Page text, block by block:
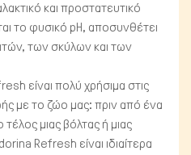
και προστατευτικό
το φυσικό pH, αποσυνθέτει
των σκύλων και των
είναι πολύ χρήσιμα στις
με το ζώο μας: πριν από ένα
τέλος μιας βόλτας ή μιας
Refresh είναι ιδιαίτερα